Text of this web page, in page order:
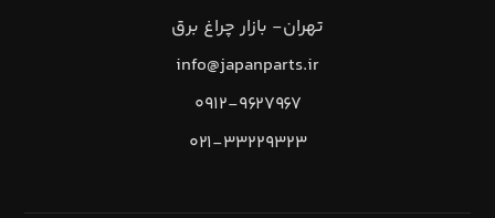
تهران- بازار چراغ برق
info@japanparts.ir
۰۹۱۲-۹۶۲۷۹۶۷
۰۲۱-۳۳۲۲۹۳۲۳